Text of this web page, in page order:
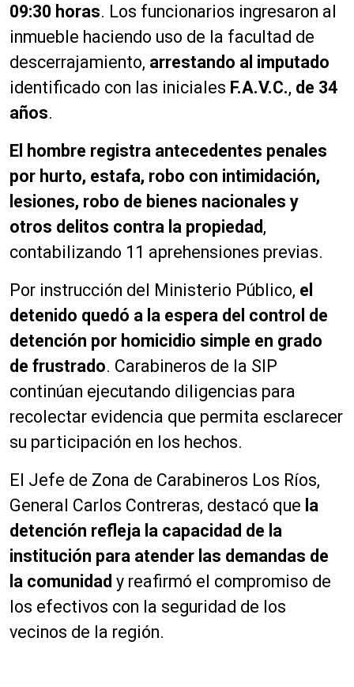
09:30 horas. Los funcionarios ingresaron al
inmueble haciendo uso de la facultad de
descerrajamiento, arrestando al imputado
identificado con las iniciales F.A.V.C., de 34
años.
El hombre registra antecedentes penales
por hurto, estafa, robo con intimidación,
lesiones, robo de bienes nacionales y
otros delitos contra la propiedad,
contabilizando 11 aprehensiones previas.
Por instrucción del Ministerio Público, el
detenido quedó a la espera del control de
detención por homicidio simple en grado
de frustrado. Carabineros de la SIP
continúan ejecutando diligencias para
recolectar evidencia que permita esclarecer
su participación en los hechos.
El Jefe de Zona de Carabineros Los Ríos,
General Carlos Contreras, destacó que la
detención refleja la capacidad de la
institución para atender las demandas de
la comunidad y reafirmó el compromiso de
los efectivos con la seguridad de los
vecinos de la región.